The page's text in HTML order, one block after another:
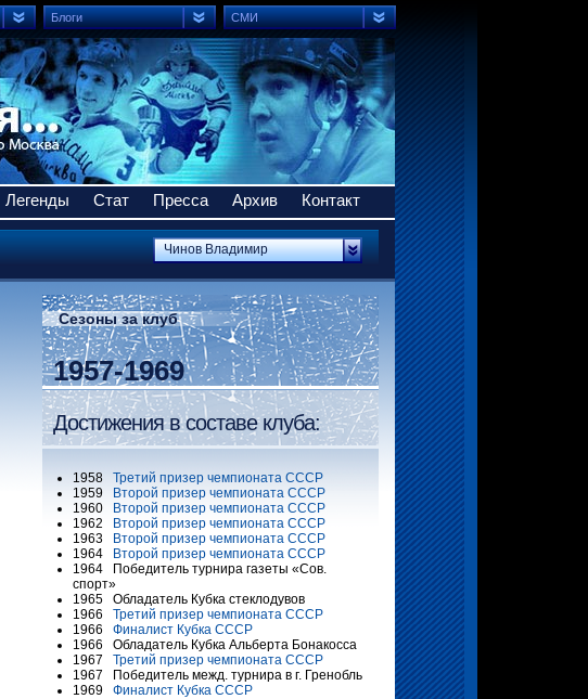
Блоги СМИ
Легенды Стат Пресса Архив Контакт
Чинов Владимир
Сезоны за клуб
1957-1969
Достижения в составе клуба:
1958 Третий призер чемпионата СССР
1959
Второй призер чемпионата СССР
1960
Второй призер чемпионата СССР
1962
Второй призер чемпионата СССР
1963
Второй призер чемпионата СССР
1964
Второй призер чемпионата СССР
1964 Победитель турнира газеты «Сов.
спорт»
1965 Обладатель Кубка стеклодувов
1966 Третий призер чемпионата СССР
1966 Финалист Кубка СССР
1966 Обладатель Кубка Альберта Бонакосса
1967 Третий призер чемпионата СССР
1967 Победитель межд. турнира в г. Гренобль
1969 Финалист Кубка СССР